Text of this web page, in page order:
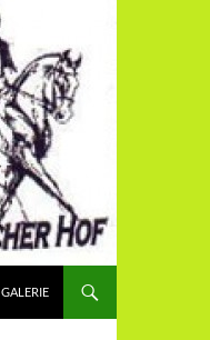
GALERIE